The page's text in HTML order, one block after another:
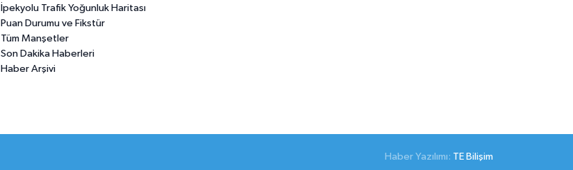
İpekyolu Trafik Yoğunluk Haritası
Puan Durumu ve Fikstür
Tüm Manşetler
Son Dakika Haberleri
Haber Arşivi
Haber Yazılımı: TE Bilişim